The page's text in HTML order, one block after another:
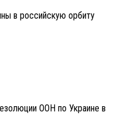
в российскую орбиту
ООН по Украине в